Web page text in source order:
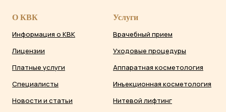
О КВК
Информация о КВК
Лицензии
Платные услуги
Специалисты
Новости и статьи
Услуги
Врачебный прием
Уходовые процедуры
Аппаратная косметология
Инъекционная косметология
Нитевой лифтинг